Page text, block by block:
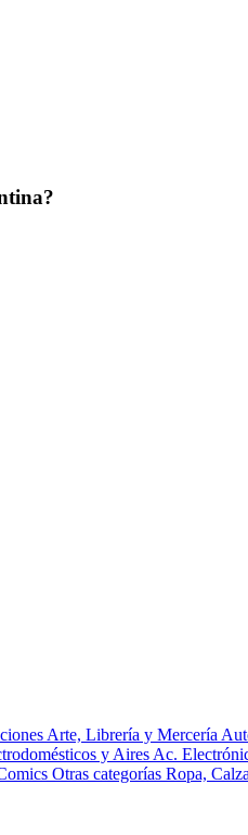
Arte, Librería y Mercería
y Aires Ac.
Otras categorías Ropa,